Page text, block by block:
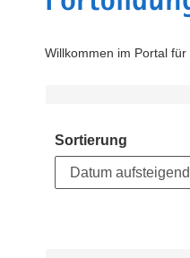
Willkommen im Portal für
Sortierung